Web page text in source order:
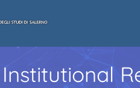
Institutional